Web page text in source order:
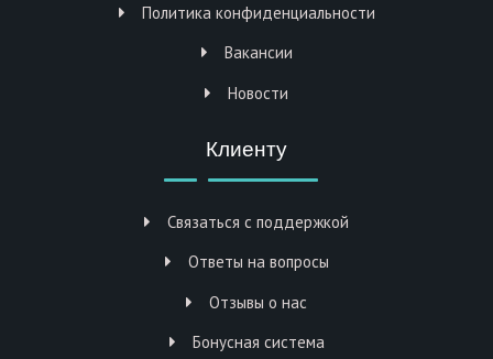
Политика конфиденциальности
Вакансии
Новости
Клиенту
Связаться с поддержкой
Ответы на вопросы
Отзывы о нас
Бонусная система